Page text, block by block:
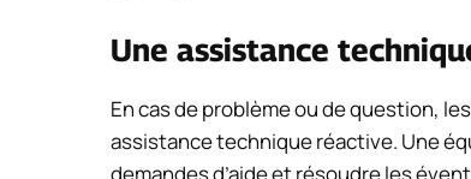
Une assistance
En cas de problème ou de question,
assistance technique réactive. Une